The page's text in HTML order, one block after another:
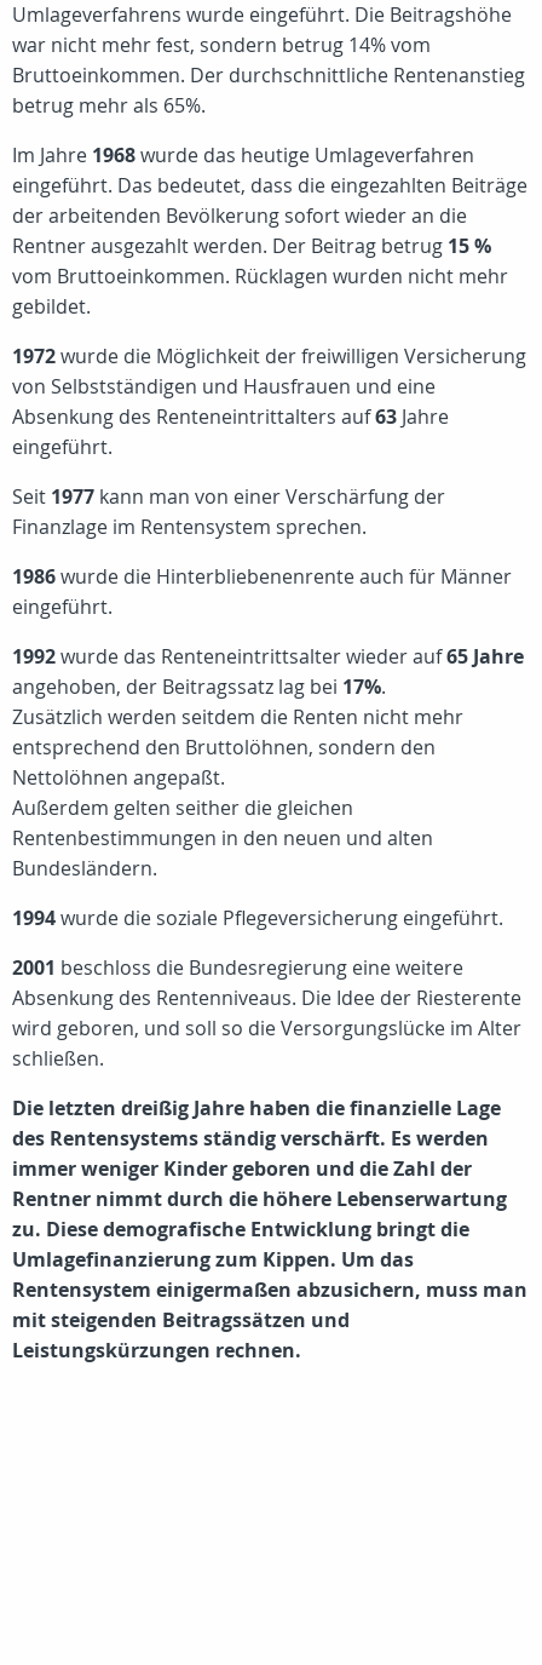
Umlageverfahrens wurde eingeführt. Die Beitragshöhe
war nicht mehr fest, sondern betrug 14% vom
Bruttoeinkommen. Der durchschnittliche Rentenanstieg
betrug mehr als 65%.
Im Jahre 1968wurde das heutige Umlageverfahren
eingeführt. Das bedeutet, dass die eingezahlten Beiträge
der arbeitenden Bevölkerung sofort wieder an die
Rentner ausgezahlt werden. Der Beitrag betrug 15 %
vom Bruttoeinkommen. Rücklagen wurden nicht mehr
gebildet.
1972wurde die Möglichkeit der freiwilligen Versicherung
von Selbstständigen und Hausfrauen und eine
Absenkung des Renteneintrittalters auf63 Jahre
eingeführt.
Seit 1977 kann man von einer Verschärfung der
Finanzlage im Rentensystem sprechen.
1986wurde die Hinterbliebenenrente auch für Männer
eingeführt.
1992wurde das Renteneintrittsalter wieder auf65 Jahre
angehoben, der Beitragssatz lag bei 17%.
Zusätzlich werden seitdem die Renten nicht mehr
entsprechend den Bruttolöhnen, sondern den
Nettolöhnen angepaßt.
Außerdem gelten seither die gleichen
Rentenbestimmungen in den neuen und alten
Bundesländern.
1994wurde die soziale Pflegeversicherung eingeführt.
2001 beschloss die Bundesregierung eine weitere
Absenkung des Rentenniveaus. Die Idee der Riesterente
wird geboren, und soll so die Versorgungslücke im Alter
schließen.
Die letzten dreißig Jahre haben die finanzielle Lage
des Rentensystems ständig verschärft. Es werden
immer weniger Kinder geboren und die Zahl der
Rentner nimmt durch die höhere Lebenserwartung
zu. Diese demografische Entwicklung bringt die
Umlagefinanzierung zum Kippen. Um das
Rentensystem einigermaßen abzusichern, muss man
mit steigenden Beitragssätzen und
Leistungskürzungen rechnen.